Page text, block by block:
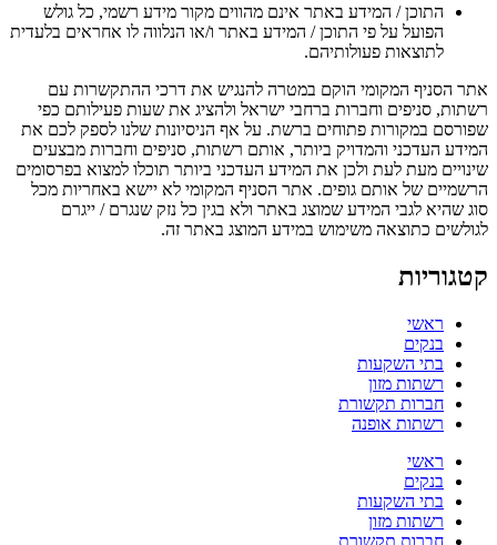
התוכן / המידע באתר אינם מהווים מקור מידע רשמי, כל גולש
הפועל על פי התוכן / המידע באתר ו/או הנלווה לו אחראים בלעדית
לתוצאות פעולותיהם.
אתר הסניף המקומי הוקם במטרה להנגיש את דרכי ההתקשרות עם
רשתות, סניפים וחברות ברחבי ישראל ולהציג את שעות פעילותם כפי
שפורסם במקורות פתוחים ברשת. על אף הניסיונות שלנו לספק לכם את
המידע העדכני והמדויק ביותר, אותם רשתות, סניפים וחברות מבצעים
שינויים מעת לעת ולכן את המידע העדכני ביותר תוכלו למצוא בפרסומים
הרשמיים של אותם גופים. אתר הסניף המקומי לא יישא באחריות מכל
סוג שהיא לגבי המידע שמוצג באתר ולא בגין כל נזק שנגרם / ייגרם
לגולשים כתוצאה משימוש במידע המוצג באתר זה.
קטגוריות
ראשי
בנקים
בתי השקעות
רשתות מזון
חברות תקשורת
רשתות אופנה
ראשי
בנקים
בתי השקעות
רשתות מזון
חברות תקשורת